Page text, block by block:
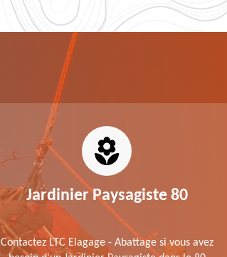
Jardinier Paysagiste 80
Contactez LTC Elagage - Abattage si vous avez